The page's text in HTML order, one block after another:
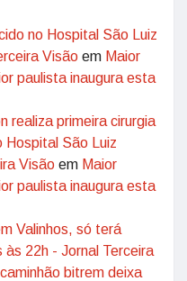
no Hospital São Luiz
Visão em Maior
paulista inaugura esta
realiza primeira cirurgia
Hospital São Luiz
Visão em Maior
paulista inaugura esta
Valinhos, só terá
22h - Jornal Terceira
bitrem deixa